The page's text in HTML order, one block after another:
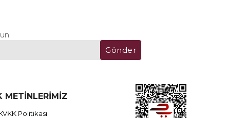
Gönder
METİNLERİMİZ
Politikası